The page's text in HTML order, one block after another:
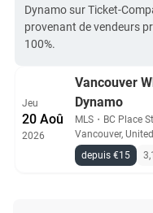
Dynamo sur Ticket-
provenant de vendeurs
100%.
Jeu
20 Aoû
2026
Vancouver
Dynamo
MLS ・ BC Place
Vancouver,
depuis €15